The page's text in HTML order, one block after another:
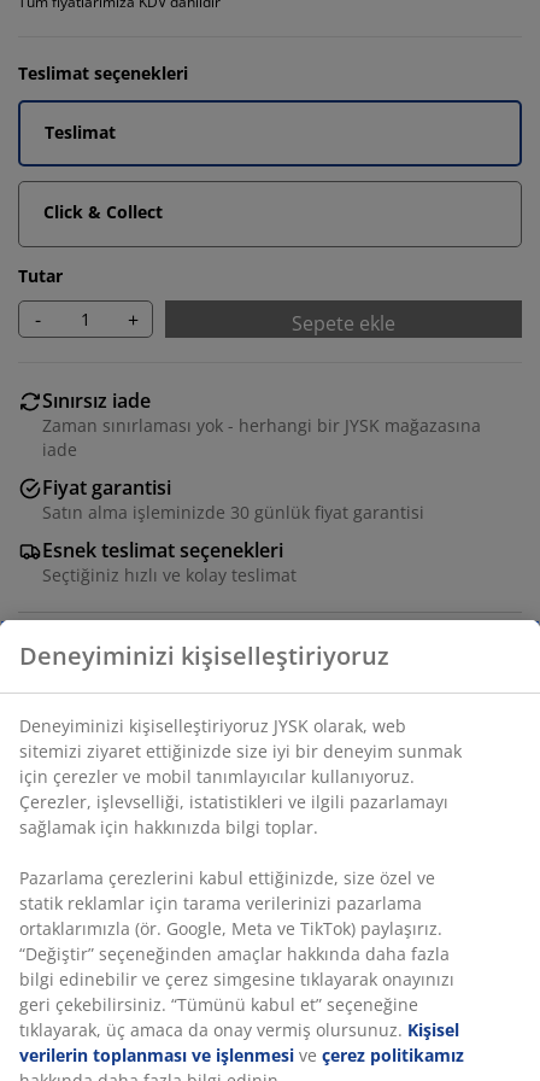
Teslimat seçenekleri
Teslimat
Click & Collect
Tutar
- + Sepete ekle
Sınırsız iade
Zaman sınırlaması yok - herhangi bir JYSK mağazasına
iade
Fiyat garantisi
Satın alma işleminizde 30 günlük fiyat garantisi
Esnek teslimat seçenekleri
Seçtiğiniz hızlı ve kolay teslimat
Bitkilere düzenli su tedariği sağlayan otomatik sulama
bırakır. Çeşitli renklerde mevcuttur ve tekli satılır. Ø9 x
Y19 cm
SKU: 6426044
Özellikler
İncelemeler
(3)
Deneyiminizi kişiselleştiriyoruz
Deneyiminizi kişiselleştiriyoruz JYSK olarak, web
sitemizi ziyaret ettiğinizde size iyi bir deneyim sunmak
için çerezler ve mobil tanımlayıcılar kullanıyoruz.
Çerezler, işlevselliği, istatistikleri ve ilgili pazarlamayı
sağlamak için hakkınızda bilgi toplar.
Pazarlama çerezlerini kabul ettiğinizde, size özel ve
statik reklamlar için tarama verilerinizi pazarlama
ortaklarımızla (ör. Google, Meta ve TikTok) paylaşırız.
“Değiştir” seçeneğinden amaçlar hakkında daha fazla
bilgi edinebilir ve çerez simgesine tıklayarak onayınızı
geri çekebilirsiniz. “Tümünü kabul et” seçeneğine
tıklayarak, üç amaca da onay vermiş olursunuz. Kişisel
verilerin toplanması ve işlenmesi ve çerez politikamız